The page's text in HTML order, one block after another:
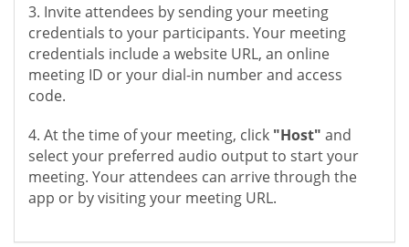
3. Invite attendees by sending your meeting
credentials to your participants. Your meeting
credentials include a website URL, an online
meeting ID or your dial-in number and access
code.
4. At the time of your meeting, click "Host" and
select your preferred audio output to start your
meeting. Your attendees can arrive through the
app or by visiting your meeting URL.